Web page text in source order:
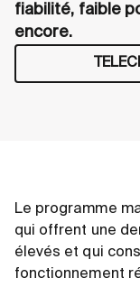
fiabilité, faible
encore.
Le programme
qui offrent une
élevés et qui
fonctionnement